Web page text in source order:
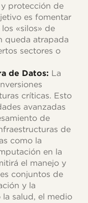
protección de
es fomentar
«silos» de
queda atrapada
sectores o
de Datos: La
críticas. Esto
avanzadas
de
de
como la
en la
el manejo y
conjuntos de
y la
salud, el medio